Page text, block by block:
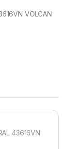
VOLCAN
43616VN